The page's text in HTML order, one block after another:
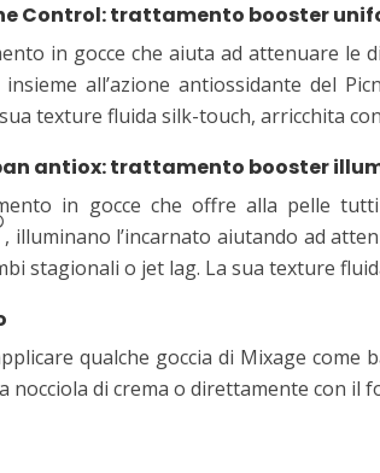
Control: trattamento booster
in gocce che aiuta ad attenuare le
insieme all’azione antiossidante del
texture fluida silk-touch, arricchita
antiox: trattamento booster
in gocce che offre alla pelle
, illuminano l’incarnato aiutando ad
stagionali o jet lag. La sua texture
qualche goccia di Mixage
nocciola di crema o direttamente con il